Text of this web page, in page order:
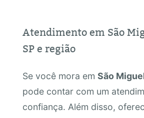
Atendimento em São
SP e região
Se você mora em São
pode contar com um
confiança. Além disso,